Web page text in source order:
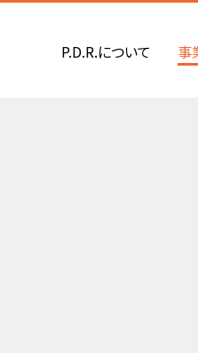
P.D.R.について 事